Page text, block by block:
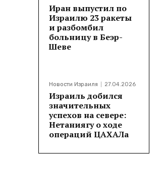
Иран выпустил по
Израилю 23 ракеты
и разбомбил
больницу в Беэр-
Шеве
Новости Израиля 27.04.2026
Израиль добился
значительных
успехов на севере:
Нетаниягу о ходе
операций ЦАХАЛа